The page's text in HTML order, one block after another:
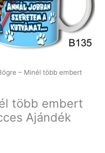
– Minél több embert
több embert
Ajándék